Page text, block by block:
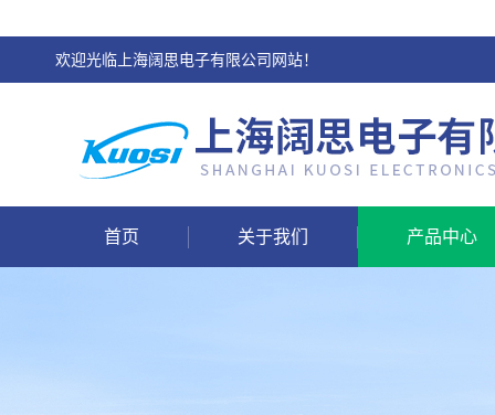
欢迎光临上海阔思电子有限公司网站！
首页 关于我们 产品中心